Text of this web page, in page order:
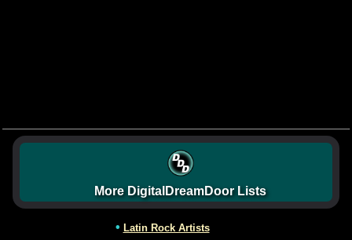
More DigitalDreamDoor Lists
• Latin Rock Artists